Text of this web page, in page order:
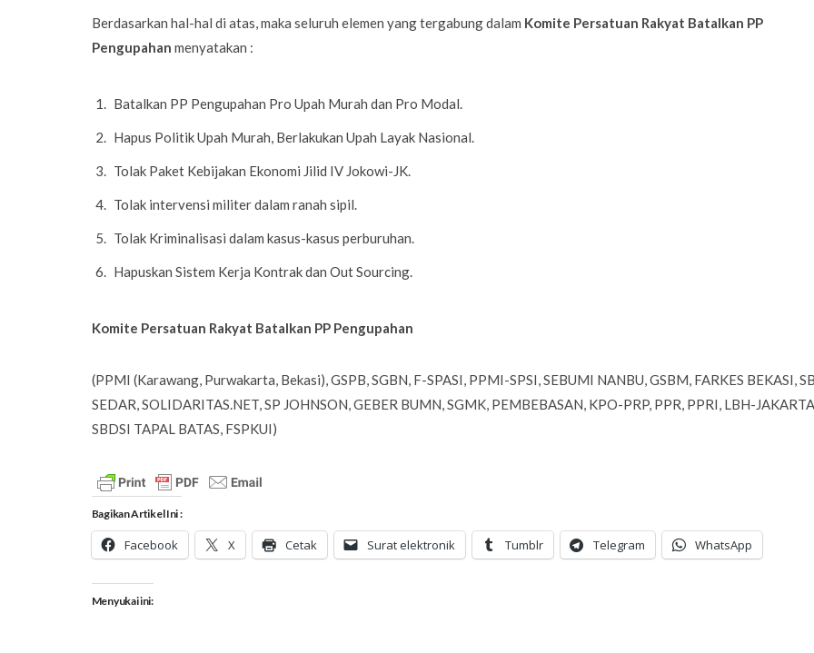
Berdasarkan hal-hal di atas, maka seluruh elemen yang tergabung dalam Komite Persatuan Rakyat Batalkan PP
Pengupahan menyatakan :
Batalkan PP Pengupahan Pro Upah Murah dan Pro Modal.
Hapus Politik Upah Murah, Berlakukan Upah Layak Nasional.
Tolak Paket Kebijakan Ekonomi Jilid IV Jokowi-JK.
Tolak intervensi militer dalam ranah sipil.
Tolak Kriminalisasi dalam kasus-kasus perburuhan.
Hapuskan Sistem Kerja Kontrak dan Out Sourcing.
Komite Persatuan Rakyat Batalkan PP Pengupahan
(PPMI (Karawang, Purwakarta, Bekasi), GSPB, SGBN, F-SPASI, PPMI-SPSI, SEBUMI NANBU, GSBM, FARKES BEKASI,
SEDAR, SOLIDARITAS.NET, SP JOHNSON, GEBER BUMN, SGMK, PEMBEBASAN, KPO-PRP, PPR, PPRI, LBH-
SBDSI TAPAL BATAS, FSPKUI)
Bagikan Artikel Ini :
Facebook X Cetak Surat elektronik Tumblr Telegram WhatsApp
Menyukai ini: